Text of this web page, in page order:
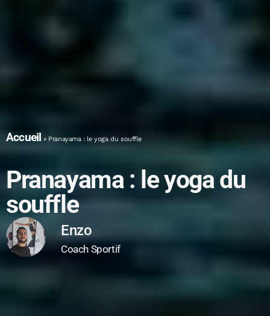
Accueil » Pranayama : le yoga du souffle
Pranayama : le yoga du
souffle
Enzo
Coach Sportif